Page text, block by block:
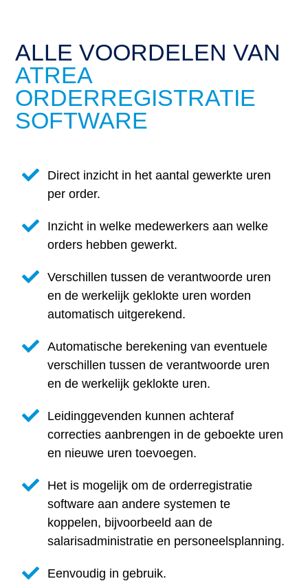
ALLE VOORDELEN VAN
ATREA
ORDERREGISTRATIE
SOFTWARE
Direct inzicht in het aantal gewerkte uren
per order.
Inzicht in welke medewerkers aan welke
orders hebben gewerkt.
Verschillen tussen de verantwoorde uren
en de werkelijk geklokte uren worden
automatisch uitgerekend.
Automatische berekening van eventuele
verschillen tussen de verantwoorde uren
en de werkelijk geklokte uren.
Leidinggevenden kunnen achteraf
correcties aanbrengen in de geboekte uren
en nieuwe uren toevoegen.
Het is mogelijk om de orderregistratie
software aan andere systemen te
koppelen, bijvoorbeeld aan de
salarisadministratie en personeelsplanning.
Eenvoudig in gebruik.